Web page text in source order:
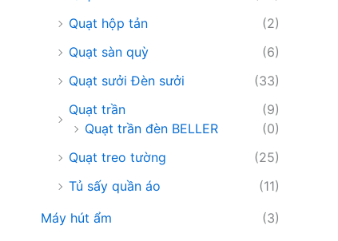
Quạt hộp tản
(2)
Quạt sàn quỳ
(6)
Quạt sưởi Đèn sưởi
(33)
Quạt trần
(9)
Quạt trần đèn BELLER
(0)
Quạt treo tường
(25)
Tủ sấy quần áo
(11)
Máy hút ẩm
(3)